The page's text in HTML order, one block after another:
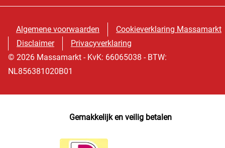
Algemene voorwaarden
Cookieverklaring Massamarkt
Disclaimer
Privacyverklaring
© 2026 Massamarkt - KvK: 66065038 - BTW:
NL856381020B01
Gemakkelijk en veilig betalen